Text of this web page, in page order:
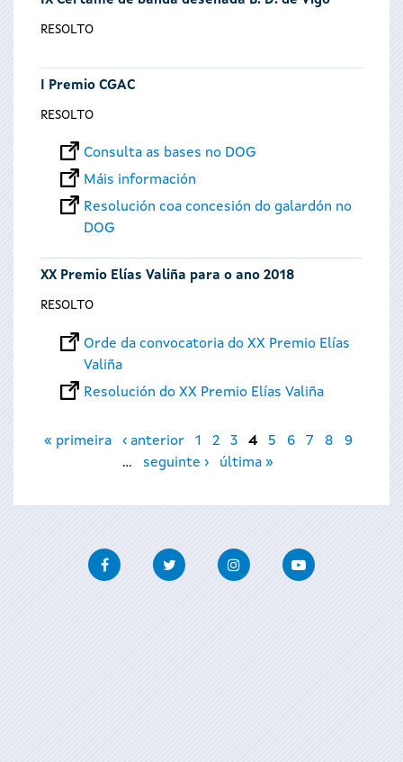
RESOLTO
I Premio CGAC
RESOLTO
Consulta as bases no DOG
Máis información
Resolución coa concesión do galardón no
DOG
XX Premio Elías Valiña para o ano 2018
RESOLTO
Orde da convocatoria do XX Premio Elías
Valiña
Resolución do XX Premio Elías Valiña
Páxinas
« primeira ‹ anterior 1 2 3 4 5 6 7 8
9
…
seguinte › última »
FacebookTwitter InstagramYoutube